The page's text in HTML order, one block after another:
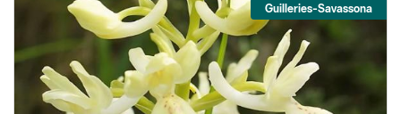
Guilleries-Savassona